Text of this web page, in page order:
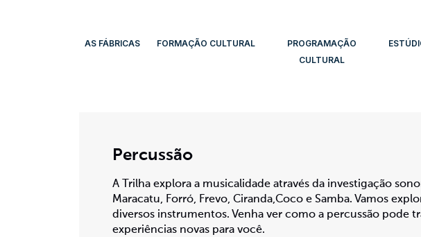
AS FÁBRICAS FORMAÇÃO CULTURAL
PROGRAMAÇÃO
CULTURAL
Percussão
A Trilha explora a musicalidade através da investigação
Maracatu, Forró, Frevo, Ciranda,Coco e Samba. Vamos
diversos instrumentos. Venha ver como a percussão pode
experiências novas para você.